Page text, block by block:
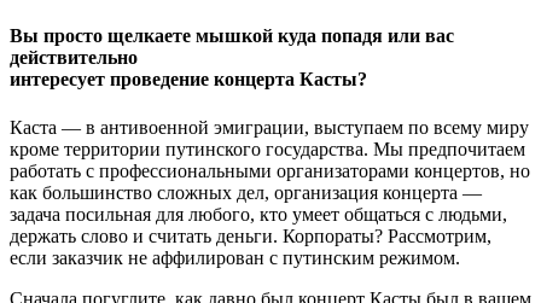
Вы просто щелкаете мышкой куда попадя или вас
действительно
интересует проведение концерта Касты?
Каста — в антивоенной эмиграции, выступаем по всему миру
кроме территории путинского государства. Мы предпочитаем
работать с профессиональными организаторами концертов, но
как большинство сложных дел, организация концерта —
задача посильная для любого, кто умеет общаться с людьми,
держать слово и считать деньги. Корпораты? Рассмотрим,
если заказчик не аффилирован с путинским режимом.
Сначала погуглите, как давно был концерт Касты был в вашем